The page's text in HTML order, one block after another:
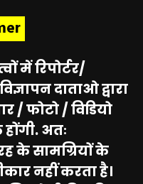
में रिपोर्टर/
दाताओ द्वारा
/ फोटो / विडियो
अतः
के सामग्रियों के
नहीं करता है।